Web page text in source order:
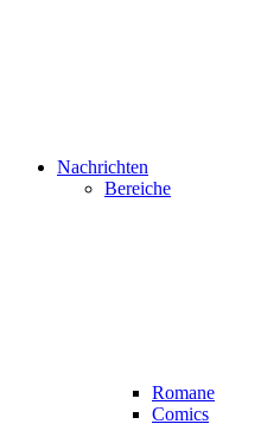
Nachrichten
Bereiche
Romane
Comics